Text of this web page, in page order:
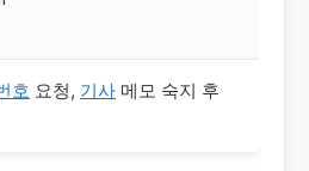
호 요청, 기사 메모 숙지 후